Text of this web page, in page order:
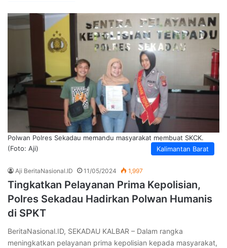
Kalimantan Barat
Polwan Polres Sekadau memandu masyarakat membuat SKCK.
(Foto: Aji)
Aji BeritaNasional.ID 11/05/2024 1,997
Tingkatkan Pelayanan Prima Kepolisian,
Polres Sekadau Hadirkan Polwan Humanis
di SPKT
BeritaNasional.ID, SEKADAU KALBAR – Dalam rangka
meningkatkan pelayanan prima kepolisian kepada masyarakat,